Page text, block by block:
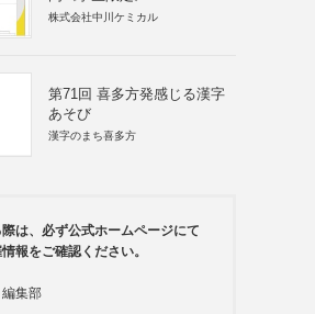
株式会社中川ケミカル
第71回 喜多方発感じる漢字
あそび
漢字のまち喜多方
は、必ず公式ホームページにて
報をご確認ください。
編集部